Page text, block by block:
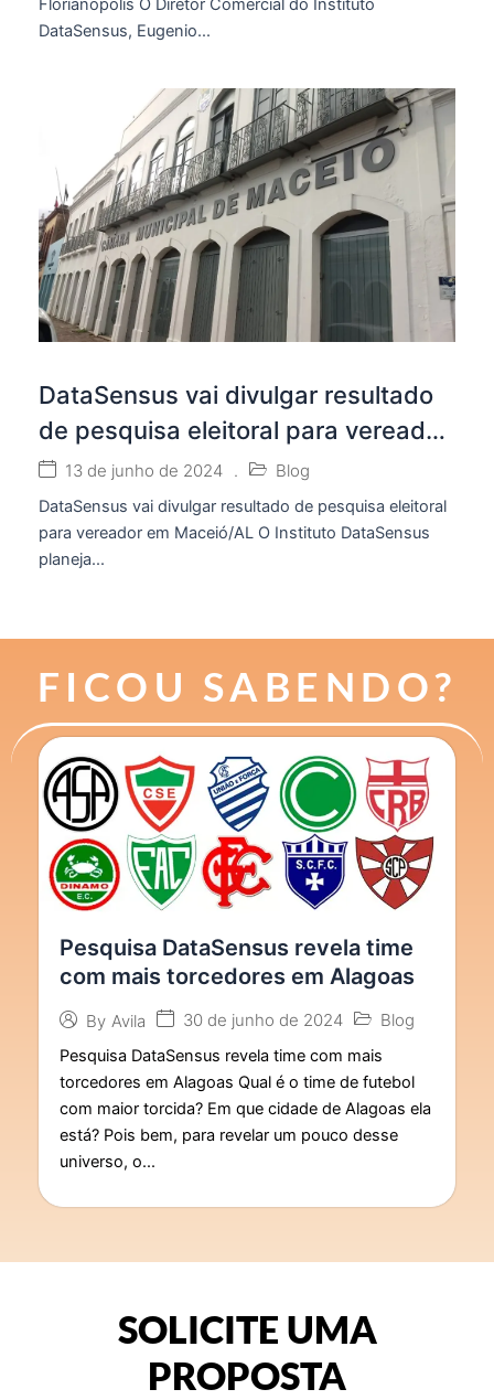
Florianópolis O Diretor Comercial do Instituto
DataSensus, Eugenio...
DataSensus vai divulgar resultado
de pesquisa eleitoral para vereador
em Maceió/AL
13 de junho de 2024 . Blog
DataSensus vai divulgar resultado de pesquisa eleitoral
para vereador em Maceió/AL O Instituto DataSensus
planeja...
FICOU SABENDO?
Pesquisa DataSensus revela time
com mais torcedores em Alagoas
By Avila 30 de junho de 2024 Blog
Pesquisa DataSensus revela time com mais
torcedores em Alagoas Qual é o time de futebol
com maior torcida? Em que cidade de Alagoas ela
está? Pois bem, para revelar um pouco desse
universo, o...
SOLICITE UMA
PROPOSTA